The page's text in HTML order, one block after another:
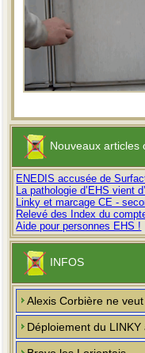
Nouveaux articles
ENEDIS accusée de
La pathologie d’EHS vient
Linky et marcage CE -
Relevé des Index du
Aide pour personnes EHS !
INFOS
Alexis Corbière ne
Déploiement du LINKY